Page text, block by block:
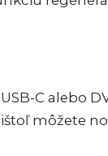
C alebo
môžete